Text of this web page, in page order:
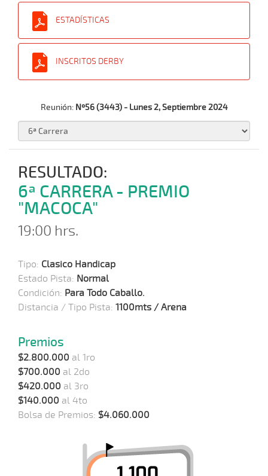
ESTADÍSTICAS
INSCRITOS DERBY
Reunión: Nº56 (3443) - Lunes 2, Septiembre 2024
RESULTADO:
6ª CARRERA - PREMIO
"MACOCA"
19:00 hrs.
Tipo: Clasico Handicap
Estado Pista: Normal
Condición: Para Todo Caballo.
Distancia / Tipo Pista: 1100mts / Arena
Premios
$2.800.000 al 1ro
$700.000 al 2do
$420.000 al 3ro
$140.000 al 4to
Bolsa de Premios: $4.060.000